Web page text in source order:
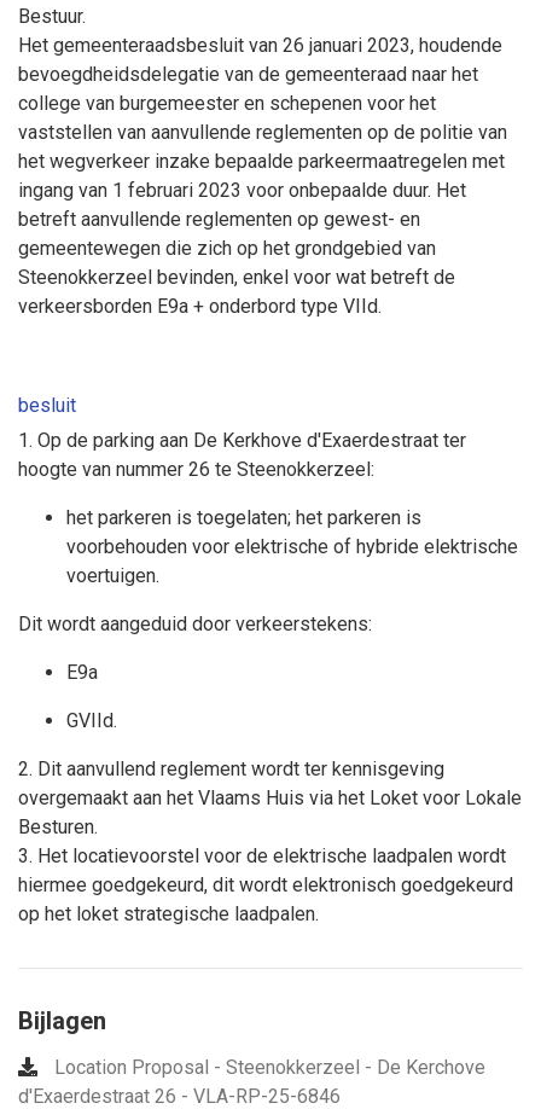
Bestuur.
Het gemeenteraadsbesluit van 26 januari 2023, houdende
bevoegdheidsdelegatie van de gemeenteraad naar het
college van burgemeester en schepenen voor het
vaststellen van aanvullende reglementen op de politie van
het wegverkeer inzake bepaalde parkeermaatregelen met
ingang van 1 februari 2023 voor onbepaalde duur. Het
betreft aanvullende reglementen op gewest- en
gemeentewegen die zich op het grondgebied van
Steenokkerzeel bevinden, enkel voor wat betreft de
verkeersborden E9a + onderbord type VIId.
besluit
1. Op de parking aan De Kerkhove d'Exaerdestraat ter
hoogte van nummer 26 te Steenokkerzeel:
het parkeren is toegelaten; het parkeren is
voorbehouden voor elektrische of hybride elektrische
voertuigen.
Dit wordt aangeduid door verkeerstekens:
E9a
GVIId.
2. Dit aanvullend reglement wordt ter kennisgeving
overgemaakt aan het Vlaams Huis via het Loket voor Lokale
Besturen.
3. Het locatievoorstel voor de elektrische laadpalen wordt
hiermee goedgekeurd, dit wordt elektronisch goedgekeurd
op het loket strategische laadpalen.
Bijlagen
Location Proposal - Steenokkerzeel - De Kerchove
d'Exaerdestraat 26 - VLA-RP-25-6846